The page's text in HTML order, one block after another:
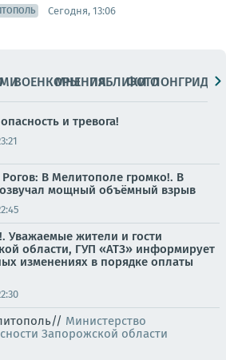
Сегодня, 13:06
ВОЕНКОРЫМНЕНИЯПАБЛИКИ
ФОТОЛОНГРИДЫ
и тревога!
В Мелитополе громко!. В
мощный объёмный взрыв
Уважаемые жители и гости
области, ГУП «АТЗ» информирует
изменениях в порядке оплаты
Министерство
Запорожской области